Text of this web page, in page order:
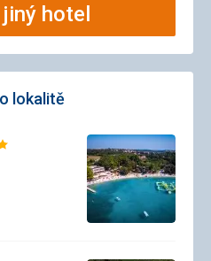
hotel
lokalitě